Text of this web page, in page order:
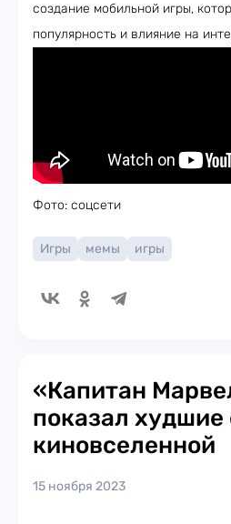
создание мобильной игры,
популярность и влияние на
Фото: соцсети
Игры мемы игры
«Капитан
показал
киновселенной
15 ноября 2023